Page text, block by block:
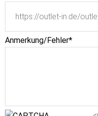
Anmerkung/Fehler*